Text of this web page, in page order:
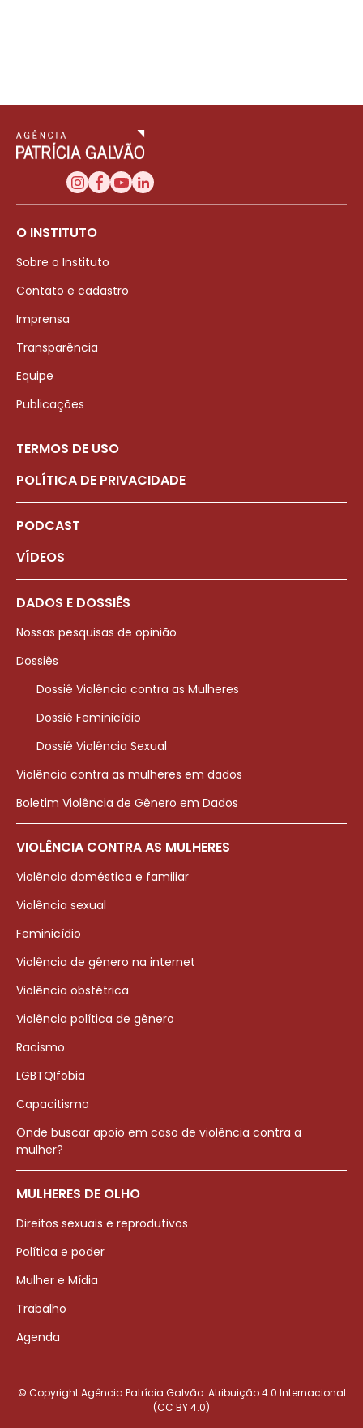
O INSTITUTO
Sobre o Instituto
Contato e cadastro
Imprensa
Transparência
Equipe
Publicações
TERMOS DE USO
POLÍTICA DE PRIVACIDADE
PODCAST
VÍDEOS
DADOS E DOSSIÊS
Nossas pesquisas de opinião
Dossiês
Dossiê Violência contra as Mulheres
Dossiê Feminicídio
Dossiê Violência Sexual
Violência contra as mulheres em dados
Boletim Violência de Gênero em Dados
VIOLÊNCIA CONTRA AS MULHERES
Violência doméstica e familiar
Violência sexual
Feminicídio
Violência de gênero na internet
Violência obstétrica
Violência política de gênero
Racismo
LGBTQIfobia
Capacitismo
Onde buscar apoio em caso de violência contra a
mulher?
MULHERES DE OLHO
Direitos sexuais e reprodutivos
Política e poder
Mulher e Mídia
Trabalho
Agenda
© Copyright Agência Patrícia Galvão. Atribuição 4.0 Internacional
(CC BY 4.0)